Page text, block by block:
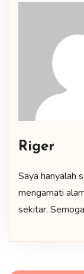
Riger
Saya hanyalah
mengamati
sekitar.